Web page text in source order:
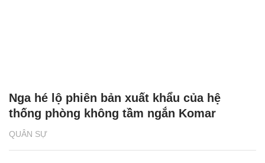
QUÂN SỰ
Nga hé lộ phiên bản xuất khẩu của hệ
thống phòng không tầm ngắn Komar